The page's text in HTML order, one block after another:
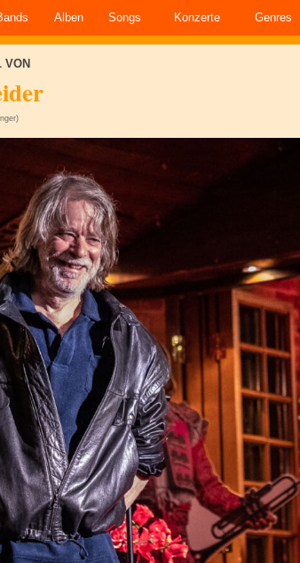
Alben Songs Konzerte Genres
VON